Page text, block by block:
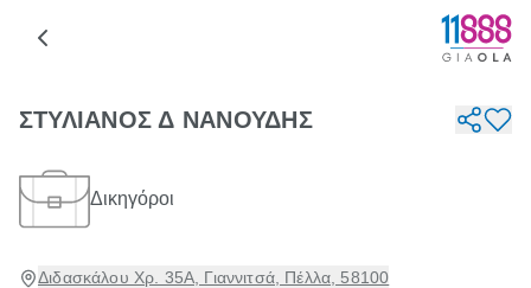
ΣΤΥΛΙΑΝΟΣ Δ ΝΑΝΟΥΔΗΣ
Δικηγόροι
Διδασκάλου Χρ. 35Α, Γιαννιτσά, Πέλλα, 58100